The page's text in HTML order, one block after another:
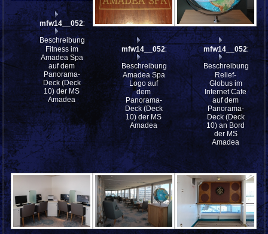
mfw14__052159
Beschreibung:
Fitness im
Amadea Spa
auf dem
Panorama-
Deck (Deck
10) der MS
Amadea
mfw14__052158
Beschreibung:
Amadea Spa
Logo auf
dem
Panorama-
Deck (Deck
10) der MS
Amadea
mfw14__052113
Beschreibung:
Relief-
Globus im
Internet Cafe
auf dem
Panorama-
Deck (Deck
10) an Bord
der MS
Amadea